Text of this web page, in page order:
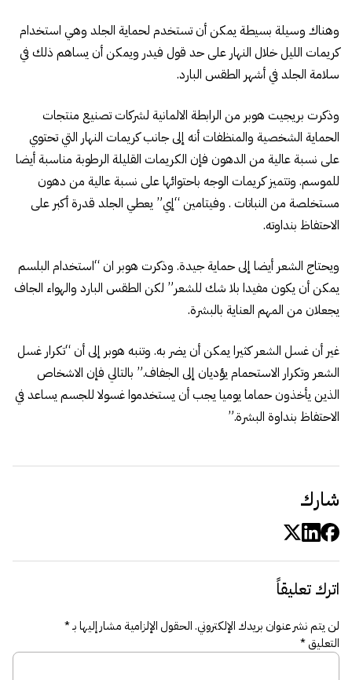
وهناك وسيلة بسيطة يمكن أن تستخدم لحماية الجلد وهي استخدام
كريمات الليل خلال النهار على حد قول فيدر ويمكن أن يساهم ذلك في
سلامة الجلد في أشهر الطقس البارد.
وذكرت بريجيت هوبر من الرابطة الالمانية لشركات تصنيع منتجات
الحماية الشخصية والمنظفات أنه إلى جانب كريمات النهار التي تحتوي
على نسبة عالية من الدهون فإن الكريمات القليلة الرطوبة مناسبة أيضا
للموسم. وتتميز كريمات الوجه باحتوائها على نسبة عالية من دهون
مستخلصة من النباتات . وفيتامين “إي” يعطي الجلد قدرة أكبر على
الاحتفاظ بنداوته.
ويحتاج الشعر أيضا إلى حماية جيدة. وذكرت هوبر ان “استخدام البلسم
يمكن أن يكون مفيدا بلا شك للشعر” لكن الطقس البارد والهواء الجاف
يجعلان من المهم العناية بالبشرة.
غير أن غسل الشعر كثيرا يمكن أن يضر به. وتنبه هوبر إلى أن “تكرار غسل
الشعر وتكرار الاستحمام يؤديان إلى الجفاف.” بالتالي فإن الاشخاص
الذين يأخذون حماما يوميا يجب أن يستخدموا غسولا للجسم يساعد في
الاحتفاظ بنداوة البشرة.”
شارك
اترك تعليقاً
لن يتم نشر عنوان بريدك الإلكتروني.الحقول الإلزامية مشار إليها بـ*
التعليق*